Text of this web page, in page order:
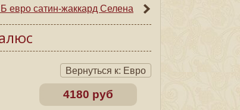
евро сатин-жаккард Селена
Вернуться к: Евро
4180 руб